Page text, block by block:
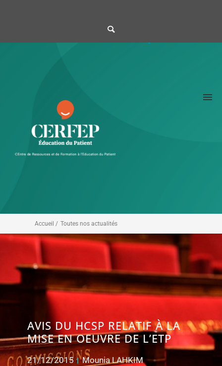
Accueil / Toutes nos actualités
AVIS DU HCSP RELATIF À LA
MISE EN OEUVRE DE L’ETP
21/12/2015 Mounia LAHKIM